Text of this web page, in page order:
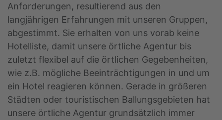
Anforderungen, resultierend aus den
langjährigen Erfahrungen mit unseren Gruppen,
abgestimmt. Sie erhalten von uns vorab keine
Hotelliste, damit unsere örtliche Agentur bis
zuletzt flexibel auf die örtlichen Gegebenheiten,
wie z.B. mögliche Beeinträchtigungen in und um
ein Hotel reagieren können. Gerade in größeren
Städten oder touristischen Ballungsgebieten hat
unsere örtliche Agentur grundsätzlich immer